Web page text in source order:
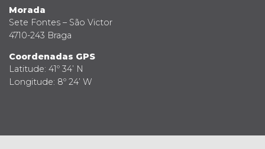
Morada
Sete Fontes – São Victor
4710-243 Braga
Coordenadas GPS
Latitude: 41º 34’ N
Longitude: 8º 24’ W